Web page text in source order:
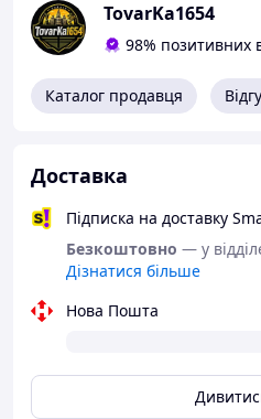
TovarKa1654
98% позитивних
Каталог продавця
Доставка
Підписка на доставку
Безкоштовно — у
Дізнатися більше
Нова Пошта